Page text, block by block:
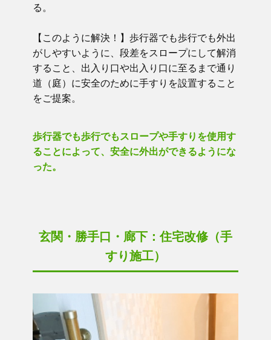
る。
【このように解決！】​​ 歩行器でも歩行でも外出
がしやすいように、段差をスロープにして解消
すること、出入り口や出入り口に至るまで通り
道（庭）に安全のために手すりを設置すること
をご提案。
歩行器でも歩行でもスロープや手すりを使用す
ることによって、安全に外出ができるようにな
った。
玄関・勝手口・廊下：住宅改修（手
すり施工）